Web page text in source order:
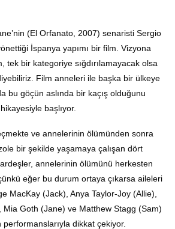
(El Orfanato, 2007) senaristi Sergio
İspanya yapımı bir film. Vizyona
tek bir kategoriye sığdırılamayacak olsa
Film anneleri ile başka bir ülkeye
bu göçün aslında bir kaçış olduğunu
başlıyor.
ve annelerinin ölümünden sonra
bir şekilde yaşamaya çalışan dört
annelerinin ölümünü herkesten
eğer bu durum ortaya çıkarsa aileleri
MacKay (Jack), Anya Taylor-Joy (Allie),
Mia Goth (Jane) ve Matthew Stagg (Sam)
dikkat çekiyor.